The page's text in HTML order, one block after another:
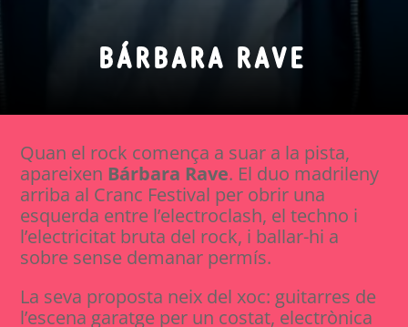
BÁRBARA RAVE
Quan el rock comença a suar a la pista,
apareixen Bárbara Rave. El duo madrileny
arriba al Cranc Festival per obrir una
esquerda entre l’electroclash, el techno i
l’electricitat bruta del rock, i ballar-hi a
sobre sense demanar permís.
La seva proposta neix del xoc: guitarres de
l’escena garatge per un costat, electrònica